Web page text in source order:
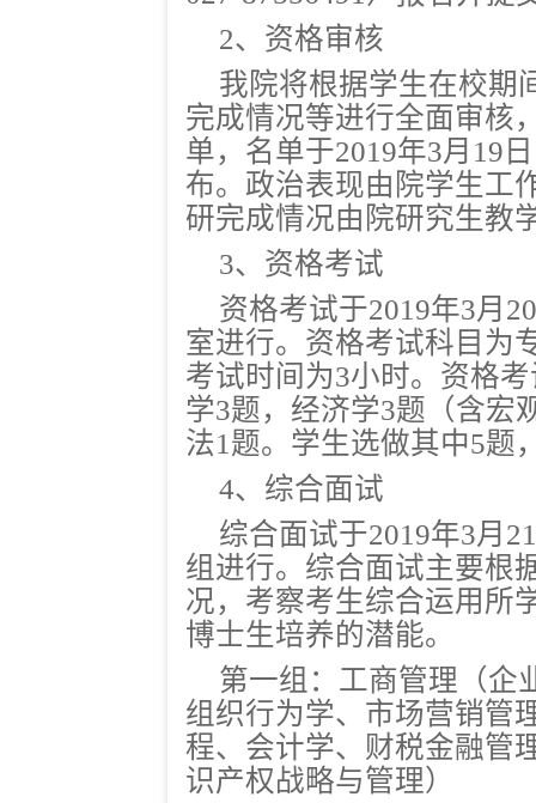
2、资格审核
我院将根据学生在校期
完成情况等进行全面审核
单，名单于2019年3月19
布。政治表现由院学生工
研完成情况由院研究生教
3、资格考试
资格考试于2019年3月
室进行。资格考试科目为
考试时间为3小时。资格
学3题，经济学3题（含宏
法1题。学生选做其中5题
4、综合面试
综合面试于2019年3月
组进行。综合面试主要根
况，考察考生综合运用所
博士生培养的潜能。
第一组：工商管理（企
组织行为学、市场营销管
程、会计学、财税金融管
识产权战略与管理）